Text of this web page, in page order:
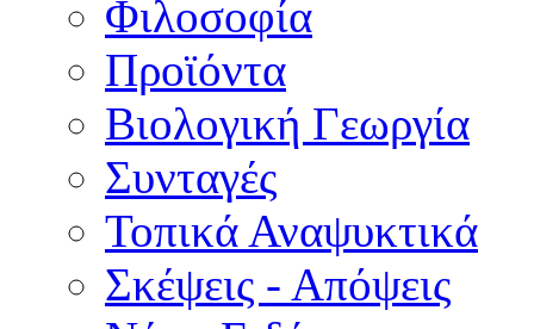
Φιλοσοφία
Προϊόντα
Βιολογική Γεωργία
Συνταγές
Τοπικά Αναψυκτικά
Σκέψεις - Απόψεις